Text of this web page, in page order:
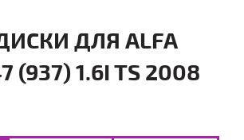
ДЛЯ ALFA
(937) 1.6I TS 2008